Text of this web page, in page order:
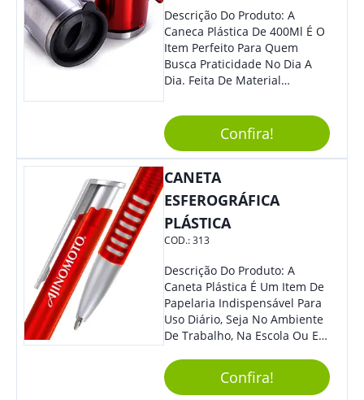
Descrição Do Produto: A
Caneca Plástica De 400Ml É O
Item Perfeito Para Quem
Busca Praticidade No Dia A
Dia. Feita De Material
Caneca É Ideal Para Ser
Utilizada Em Casa, No
Trabalho Ou Em Qualquer
Outra Atividade Do Seu
Cotidiano. Benefícios: -
Capacidade De 400Ml, Ideal
Para Diferentes Tipos De
Bebidas Quentes Ou Frias. -
Leve E Fácil De Transportar,
Qualquer Lugar. - Material
Plástico De Alta Qualidade,
Resistente A Quedas E Não
Quebra Com Facilidade. Usos
Sugeridos: - Perfeita Para
Tomar Café, Chá, Sucos Ou
Água. - Ideal Para Levar Ao
Escritório, Para Viagens Ou
Confira!
CANETA
ESFEROGRÁFICA
PLÁSTICA
COD.:313
Descrição Do Produto: A
Caneta Plástica É Um Item De
Papelaria Indispensável Para
Uso Diário, Seja No Ambiente
De Trabalho, Na Escola Ou Em
Resistente, Possui Tinta De
Qualidade Que Garante Uma
Confira!